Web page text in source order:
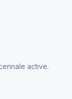
active.